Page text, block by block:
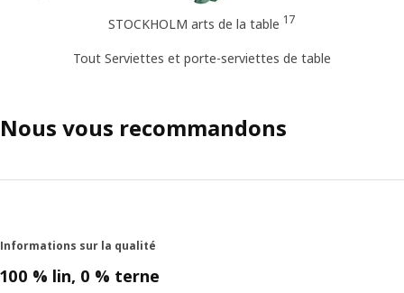
STOCKHOLM arts de la table 17
Tout Serviettes et porte-serviettes de table
Nous vous recommandons
Informations sur la qualité
100 % lin, 0 % terne